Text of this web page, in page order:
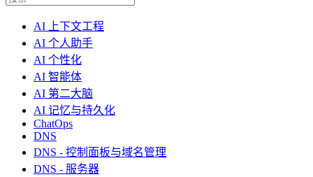
AI 上下文工程
AI 个人助手
AI 个性化
AI 智能体
AI 第二大脑
AI 记忆与持久化
ChatOps
DNS
DNS - 控制面板与域名管理
DNS - 服务器